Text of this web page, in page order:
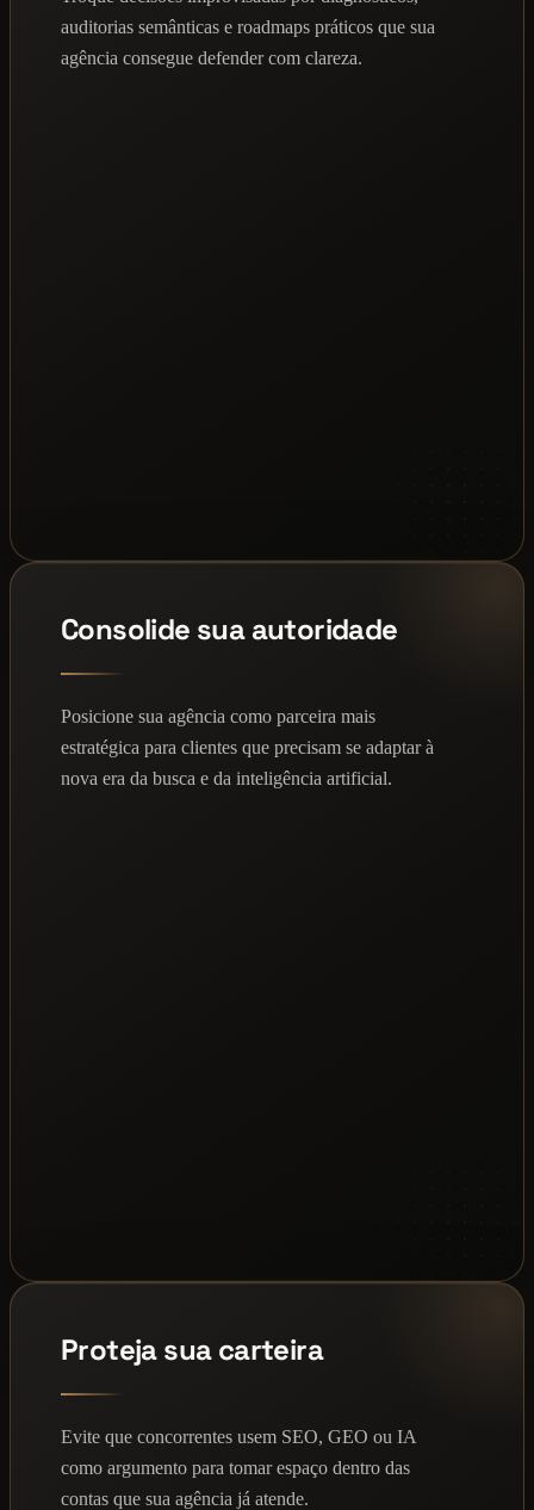
auditorias semânticas e roadmaps práticos que sua
agência consegue defender com clareza.
Consolide sua autoridade
Posicione sua agência como parceira mais
estratégica para clientes que precisam se adaptar à
nova era da busca e da inteligência artificial.
Proteja sua carteira
Evite que concorrentes usem SEO, GEO ou IA
como argumento para tomar espaço dentro das
contas que sua agência já atende.